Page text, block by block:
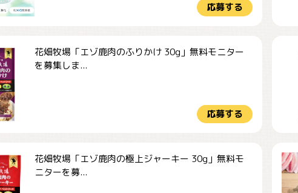
応募する
花畑牧場「エゾ鹿肉のふりかけ 30g」無料モニター
を募集しま...
応募する
花畑牧場「エゾ鹿肉の極上ジャーキー 30g」無料モ
ニターを募...